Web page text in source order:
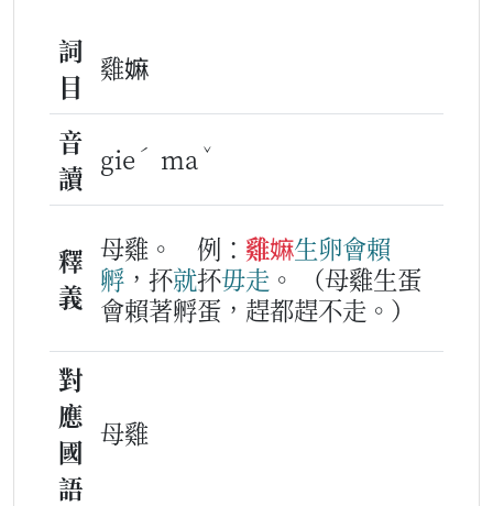
詞
目
雞嫲
音
讀
gie ˊ ma ˇ
釋
義
母雞。 例： 雞嫲生卵會賴
孵 ，抔就抔毋走 。
（母雞生蛋
會賴著孵蛋，趕都趕不走。）
對
應
國
語
母雞